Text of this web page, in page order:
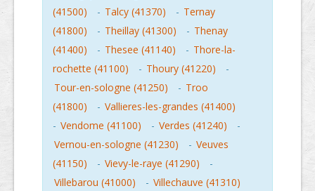
(41500)
- Talcy (41370) - Ternay
(41800)
- Theillay (41300) - Thenay
(41400)
- Thesee (41140) - Thore-la-
rochette (41100)
- Thoury (41220)
-
Tour-en-sologne (41250)
- Troo
(41800)
- Vallieres-les-grandes (41400)
- Vendome (41100) - Verdes (41240)
-
Vernou-en-sologne (41230)
- Veuves
(41150)
- Vievy-le-raye (41290)
-
Villebarou (41000)
- Villechauve (41310)